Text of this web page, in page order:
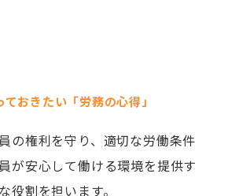
おきたい「労務の心得」
の権利を守り、適切な労働条件
が安心して働ける環境を提供す
役割を担います。